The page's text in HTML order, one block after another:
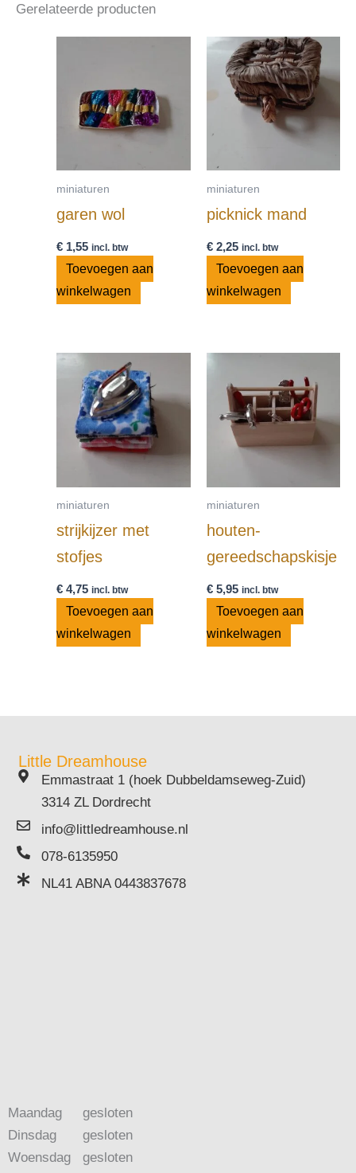
Gerelateerde producten
miniaturen
garen wol
€ 1,55 incl. btw
Toevoegen aan
winkelwagen
miniaturen
picknick mand
€2,25 incl. btw
Toevoegen aan
winkelwagen
miniaturen
strijkijzer met
stofjes
€ 4,75 incl. btw
Toevoegen aan
winkelwagen
miniaturen
houten-
gereedschapskisje
€5,95 incl. btw
Toevoegen aan
winkelwagen
Little Dreamhouse
Emmastraat 1 (hoek Dubbeldamseweg-Zuid)
3314 ZL Dordrecht
info@littledreamhouse.nl
078-6135950
NL41 ABNA 0443837678
Maandag
Dinsdag
Woensdag
gesloten
gesloten
gesloten